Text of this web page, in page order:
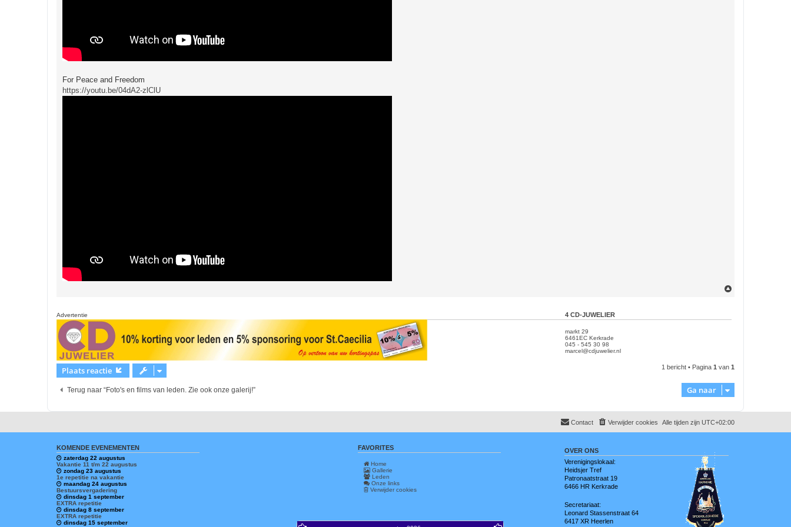
For Peace and Freedom
https://youtu.be/04dA2-zlClU
Advertentie 4 CD-JUWELIER
markt 29
6461EC Kerkrade
​045 - 545 30 98
marcel@cdjuwelier.nl
Plaats reactie 1 bericht • Pagina 1 van 1
Terug naar “Foto's en films van leden. Zie ook onze galerij!” Ga naar
Alle tijden zijn UTC+02:00
Verwijder cookies
Contact
KOMENDE EVENEMENTEN
zaterdag 22 augustus
Vakantie 11 t/m 22 augustus
zondag 23 augustus
1e repetitie na vakantie
maandag 24 augustus
Bestuursvergadering
dinsdag 1 september
EXTRA repetitie
dinsdag 8 september
EXTRA repetitie
dinsdag 15 september
FAVORITES
Home
Gallerie
Leden
Onze links
Verwijder cookies
OVER ONS
Verenigingslokaal:
Heidsjer Tref
Patronaatstraat 19
6466 HR Kerkrade
Secretariaat:
Leonard Stassenstraat 64
6417 XR Heerlen